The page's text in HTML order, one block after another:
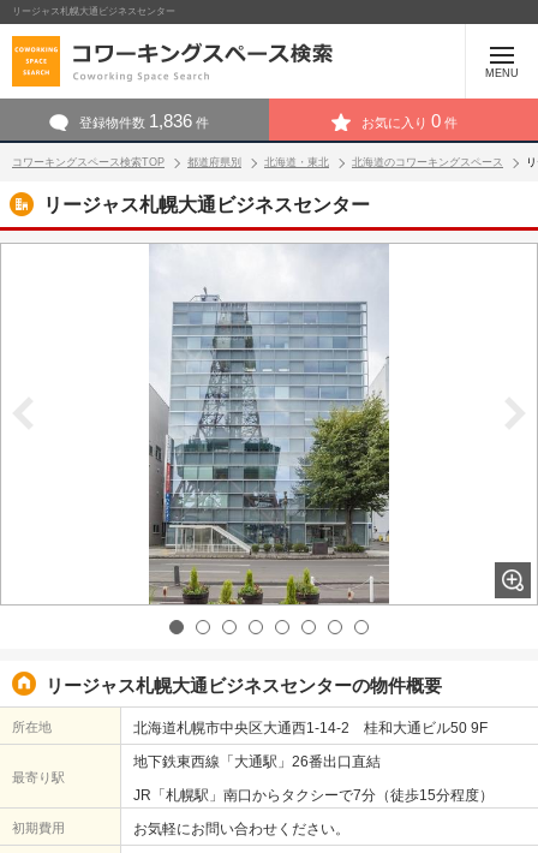
リージャス札幌大通ビジネスセンター
MENU
登録物件数 1,836 件 お気に入り 0 件
コワーキングスペース検索TOP 都道府県別 北海道・東北 北海道のコワーキングスペース
リージャス札幌大通ビジネスセンター
リージャス札幌大通ビジネスセンターの物件概要
所在地 北海道札幌市中央区大通西1-14-2 桂和大通ビル50 9F
最寄り駅
地下鉄東西線「大通駅」26番出口直結
JR「札幌駅」南口からタクシーで7分（徒歩15分程度）
初期費用 お気軽にお問い合わせください。